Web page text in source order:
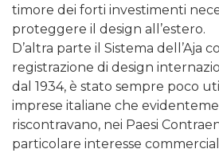
timore dei forti investimenti
proteggere il design all’estero.
D’altra parte il Sistema dell’Aja
registrazione di design
dal 1934, è stato sempre poco
imprese italiane che
riscontravano, nei Paesi
particolare interesse